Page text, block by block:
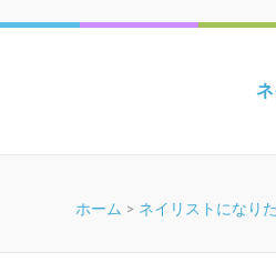
ホーム > ネイリストになり